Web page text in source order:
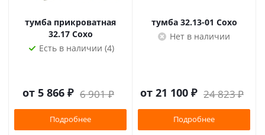
тумба прикроватная
32.17 Сохо
Есть в наличии (4)
от 5 866 ₽ 6 901 ₽
Подробнее
тумба 32.13-01 Сохо
Нет в наличии
от 21 100 ₽ 24 823 ₽
Подробнее